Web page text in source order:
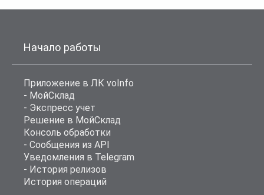
Начало работы
Приложение в ЛК voInfo
- МойСклад
- Экспресс учет
Решение в МойСклад
Консоль обработки
- Сообщения из API
Уведомления в Telegram
- История релизов
История операций